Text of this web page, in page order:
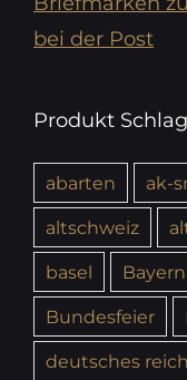
bei der Post
Produkt
abarten ak-
altschweiz
basel
Bayern
Bundesfeier
deutsches reich